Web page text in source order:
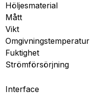
Höljesmaterial
Mått
Vikt
Omgivningstemperatur
Fuktighet
Strömförsörjning
Interface